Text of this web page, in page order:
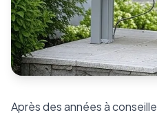
Après des années à